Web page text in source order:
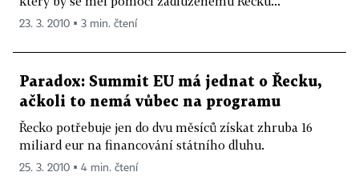
23. 3. 2010 ▪ 3 min. čtení
Paradox: Summit EU má jednat o Řecku,
ačkoli to nemá vůbec na programu
Řecko potřebuje jen do dvu měsíců získat zhruba 16
miliard eur na financování státního dluhu.
25. 3. 2010 ▪ 4 min. čtení